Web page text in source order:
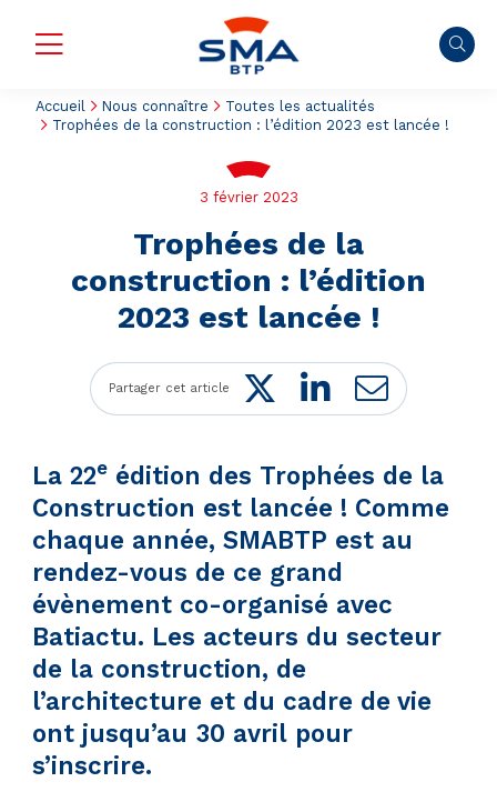
Accueil Nous connaître
Toutes les actualités
Trophées de la construction : l’édition 2023 est lancée !
3 février 2023
Trophées de la
construction : l’édition
2023 est lancée !
Partager cet article Twitter
LinkedIn
Mail
La 22eédition des Trophées de la
Construction est lancée ! Comme
chaque année, SMABTP est au
rendez-vous de ce grand
évènement co-organisé avec
Batiactu. Les acteurs du secteur
de la construction, de
l’architecture et du cadre de vie
ont jusqu’au 30 avril pour
s’inscrire.